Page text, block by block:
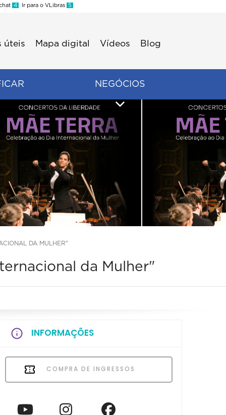
4 Ir para o VLibras 5
úteis Mapa digital Vídeos Blog
NEGÓCIOS
DA MULHER"
da Mulher"
INFORMAÇÕES
COMPRA DE INGRESSOS